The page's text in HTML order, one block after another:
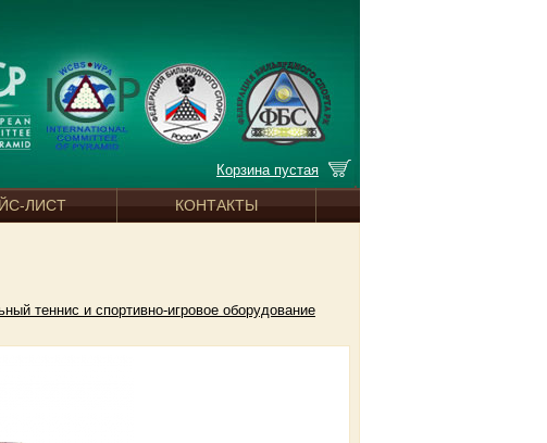
Корзина пустая
ЛИСТ КОНТАКТЫ
теннис и спортивно-игровое оборудование